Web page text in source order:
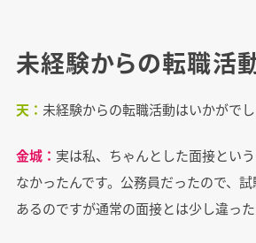
未経験からの転職活
天： 未経験からの転職活動はいかがで
金城： 実は私、ちゃんとした面接とい
なかったんです。公務員だったので、
あるのですが通常の面接とは少し違った